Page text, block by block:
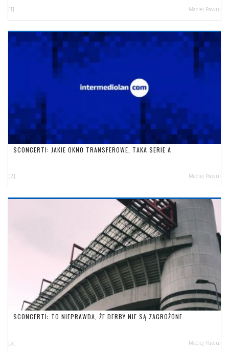
[1] Maciej Pawul
SCONCERTI: JAKIE OKNO TRANSFEROWE, TAKA SERIE A
[2] Maciej Pawul
SCONCERTI: TO NIEPRAWDA, ŻE DERBY NIE SĄ ZAGROŻONE
[5] Maciej Pawul